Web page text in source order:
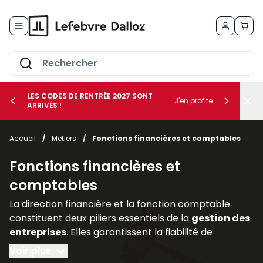
le sous-menu Vos métiers
le sous-menu Vos besoins
LES CODES DE RENTRÉE 2027 SONT
ARRIVÉS !
J'en profite
Accueil / Métiers / Fonctions financières et comptables
Fonctions financières et
comptables
La direction financière et la fonction comptable
constituent deux piliers essentiels de la gestion des
entreprises. Elles garantissent la fiabilité de
l’information financière, assurent la